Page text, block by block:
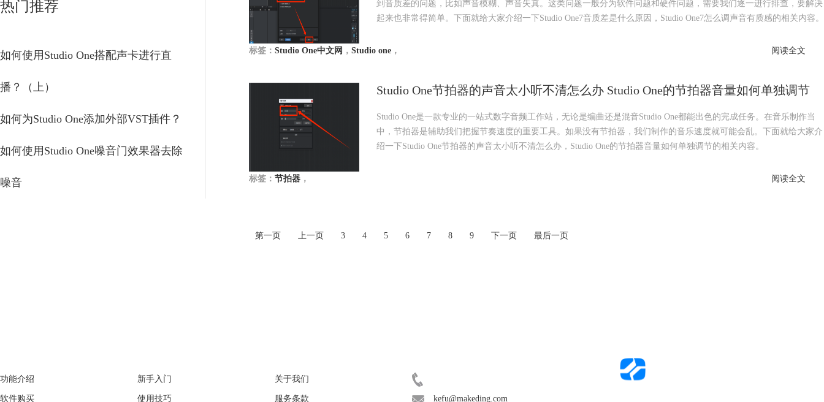
热门推荐
如何使用Studio One搭配声卡进行直
播？（上）
如何为Studio One添加外部VST插件？
如何使用Studio One噪音门效果器去除
噪音
到音质差的问题，比如声音模糊、声音失真。这类问题一般分为软件问题和硬件问题，需要我们逐一进行排查，要解决
起来也非常得简单。下面就给大家介绍一下Studio One7音质差是什么原因，Studio One7怎么调声音有质感的相关内容。
标签： Studio One中文网 ， Studio one ， 阅读全文
Studio One节拍器的声音太小听不清怎么办 Studio One的节拍器音量如何单独调节
Studio One是一款专业的一站式数字音频工作站，无论是编曲还是混音Studio One都能出色的完成任务。在音乐制作当
中，节拍器是辅助我们把握节奏速度的重要工具。如果没有节拍器，我们制作的音乐速度就可能会乱。下面就给大家介
绍一下Studio One节拍器的声音太小听不清怎么办，Studio One的节拍器音量如何单独调节的相关内容。
标签： 节拍器 ， 阅读全文
第一页 上一页 3 4 5 6 7 8 9 下一页 最后一页
功能介绍
软件购买
新手入门
使用技巧
关于我们
服务条款 kefu@makeding.com